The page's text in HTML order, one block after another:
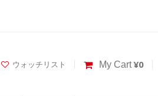
ウォッチリスト My Cart ¥0